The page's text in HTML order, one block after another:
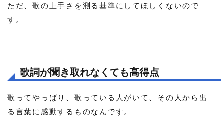
ただ、歌の上手さを測る基準にしてほしくないので
す。
歌詞が聞き取れなくても高得点
歌ってやっばり、歌っている人がいて、その人から出
る言葉に感動するものなんです。